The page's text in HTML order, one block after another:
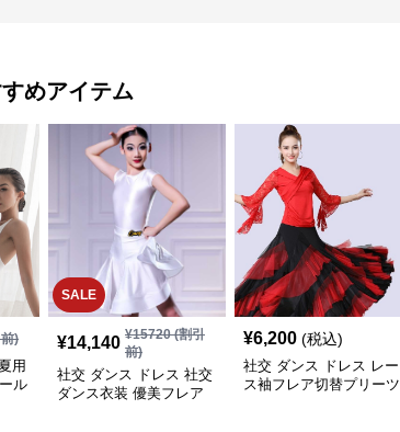
めアイテム
)
用
ル
SALE
¥14,140 ¥15720(割引
前)
社交 ダンス ドレス 社交
ダンス衣装 優美フレア
¥6,200 (税込)
社交 ダンス ドレス レー
ス袖フレア切替プリーツ